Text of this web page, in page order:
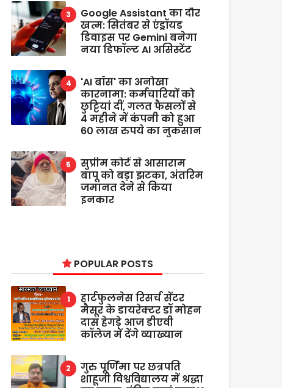
Google Assistant का दौर
खत्म: सितंबर से एंड्रॉयड
डिवाइस पर Gemini बनेगा
नया डिफॉल्ट AI असिस्टेंट
'AI बॉस' का अनोखा
कारनामा: कर्मचारियों को
छुट्टियां दीं, गलत फैसलों से
4 महीने में कंपनी को हुआ
60 लाख रुपये का नुकसान
सुप्रीम कोर्ट से आसाराम
बापू को बड़ा झटका, अंतरिम
जमानत देने से किया
इनकार
POPULAR POSTS
हार्टफुलनेस रिसर्च सेंटर
मैसूर के डायरेक्टर डॉ मोहन
दास हेगड़े आज डीएवी
कॉलेज में देंगे व्याख्यान
गुरु पूर्णिमा पर छत्रपति
शाहूजी विश्वविद्यालय में श्रद्धा